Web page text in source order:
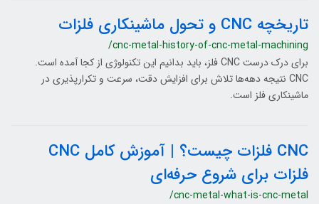
تاریخچه CNC و تحول ماشینکاری فلزات
/cnc-metal-history-of-cnc-metal-machining
برای درک درست CNC فلز، باید بدانیم این تکنولوژی از کجا آمده است.
CNC نتیجه دهه‌ها تلاش برای افزایش دقت، سرعت و تکرارپذیری در
ماشینکاری فلز است.
CNC فلزات چیست؟ | آموزش کامل CNC
فلزات برای شروع حرفه‌ای
/cnc-metal-what-is-cnc-metal